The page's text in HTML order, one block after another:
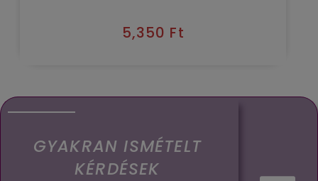
5,350 Ft
GYAKRAN ISMÉTELT
KÉRDÉSEK